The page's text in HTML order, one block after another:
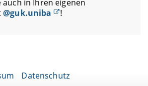
auch in Ihren eigenen
@guk.uniba !
Datenschutz